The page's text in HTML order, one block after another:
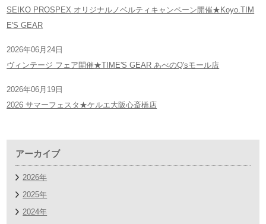
SEIKO PROSPEX オリジナルノベルティキャンペーン開催★Koyo.TIM
E'S GEAR
2026年06月24日
ヴィンテージ フェア開催★TIME'S GEAR あべのQ'sモール店
2026年06月19日
2026 サマーフェスタ★ケルエ大阪心斎橋店
アーカイブ
2026年
2025年
2024年